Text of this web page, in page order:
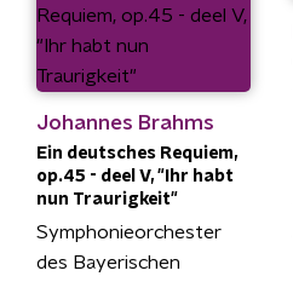
Johannes Brahms
Ein deutsches Requiem,
op.45 - deel V, "Ihr habt
nun Traurigkeit"
Symphonieorchester
des Bayerischen